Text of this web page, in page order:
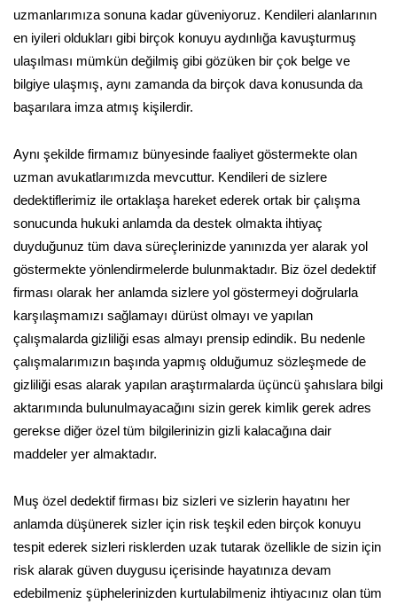
uzmanlarımıza sonuna kadar güveniyoruz. Kendileri alanlarının
en iyileri oldukları gibi birçok konuyu aydınlığa kavuşturmuş
ulaşılması mümkün değilmiş gibi gözüken bir çok belge ve
bilgiye ulaşmış, aynı zamanda da birçok dava konusunda da
başarılara imza atmış kişilerdir.
Aynı şekilde firmamız bünyesinde faaliyet göstermekte olan
uzman avukatlarımızda mevcuttur. Kendileri de sizlere
dedektiflerimiz ile ortaklaşa hareket ederek ortak bir çalışma
sonucunda hukuki anlamda da destek olmakta ihtiyaç
duyduğunuz tüm dava süreçlerinizde yanınızda yer alarak yol
göstermekte yönlendirmelerde bulunmaktadır. Biz özel dedektif
firması olarak her anlamda sizlere yol göstermeyi doğrularla
karşılaşmamızı sağlamayı dürüst olmayı ve yapılan
çalışmalarda gizliliği esas almayı prensip edindik. Bu nedenle
çalışmalarımızın başında yapmış olduğumuz sözleşmede de
gizliliği esas alarak yapılan araştırmalarda üçüncü şahıslara bilgi
aktarımında bulunulmayacağını sizin gerek kimlik gerek adres
gerekse diğer özel tüm bilgilerinizin gizli kalacağına dair
maddeler yer almaktadır.
Muş özel dedektif firması biz sizleri ve sizlerin hayatını her
anlamda düşünerek sizler için risk teşkil eden birçok konuyu
tespit ederek sizleri risklerden uzak tutarak özellikle de sizin için
risk alarak güven duygusu içerisinde hayatınıza devam
edebilmeniz şüphelerinizden kurtulabilmeniz ihtiyacınız olan tüm